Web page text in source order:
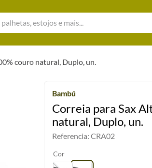
estojos e mais...
couro natural, Duplo, un.
Bambú
Correia para Sax
natural, Duplo, un.
Referencia: CRA02
Cor